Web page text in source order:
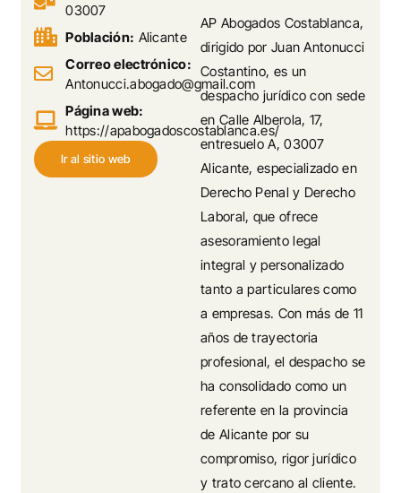
AP Abogados Costablanca,
dirigido por Juan Antonucci
Costantino, es un
despacho jurídico con sede
en Calle Alberola, 17,
entresuelo A, 03007
Alicante, especializado en
Derecho Penal y Derecho
Laboral, que ofrece
asesoramiento legal
integral y personalizado
tanto a particulares como
a empresas. Con más de 11
años de trayectoria
profesional, el despacho se
ha consolidado como un
referente en la provincia
de Alicante por su
compromiso, rigor jurídico
y trato cercano al cliente.
03007
Población: Alicante
Correo electrónico:
Antonucci.abogado@gmail.com
Página web:
https://apabogadoscostablanca.es/
Ir al sitio web